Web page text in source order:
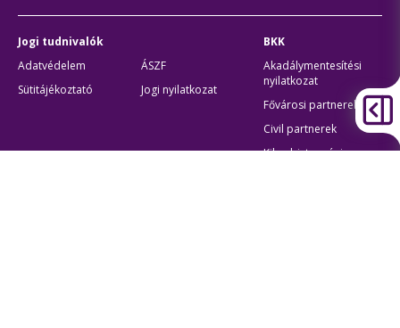
Jogi tudnivalók
Adatvédelem
ÁSZF
Sütitájékoztató
Jogi nyilatkozat
BKK
Akadálymentesítési
nyilatkozat
Fővárosi partnerek
Civil partnerek
Kiberbiztonsági